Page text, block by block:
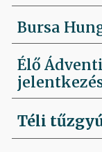
Bursa
Élő
Téli